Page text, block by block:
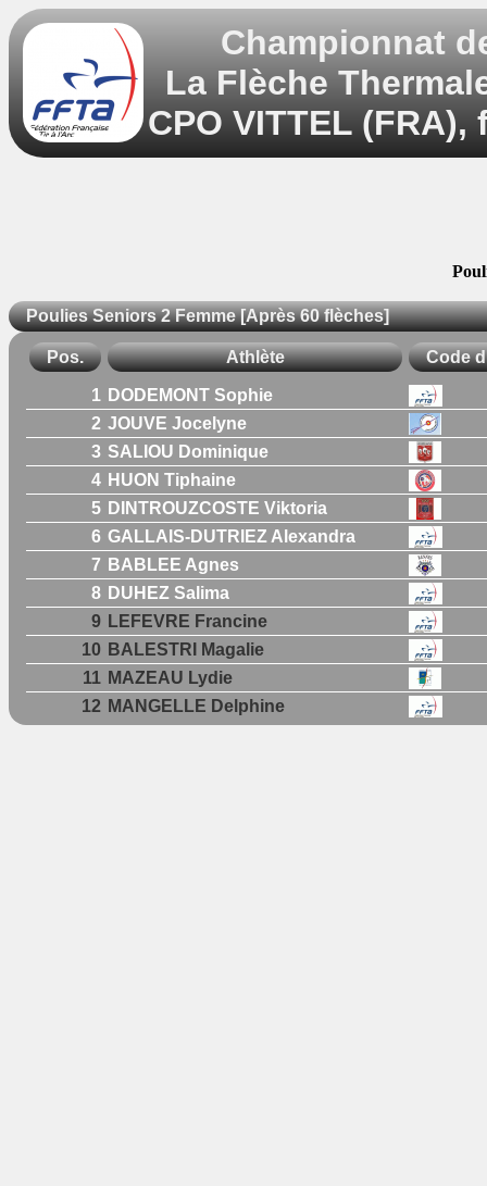
Championnat
La Flèche
CPO VITTEL (FRA),
Poulies Seniors 2 Femme [Après 60 flèches]
Pos. Athlète Code
1 DODEMONT Sophie
2 JOUVE Jocelyne
3 SALIOU Dominique
4 HUON Tiphaine
5 DINTROUZCOSTE Viktoria
6 GALLAIS-DUTRIEZ Alexandra
7 BABLEE Agnes
8 DUHEZ Salima
9 LEFEVRE Francine
10 BALESTRI Magalie
11 MAZEAU Lydie
12 MANGELLE Delphine